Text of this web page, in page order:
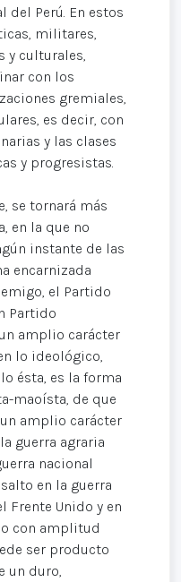
del Perú. En estos
militares,
y culturales,
con los
gremiales,
es decir, con
y las clases
y progresistas.
se tornará más
en la que no
instante de las
encarnizada
el Partido
Partido
amplio carácter
lo ideológico,
ésta, es la forma
maoísta, de que
amplio carácter
guerra agraria
nacional
en la guerra
Frente Unido y en
con amplitud
ser producto
un duro,